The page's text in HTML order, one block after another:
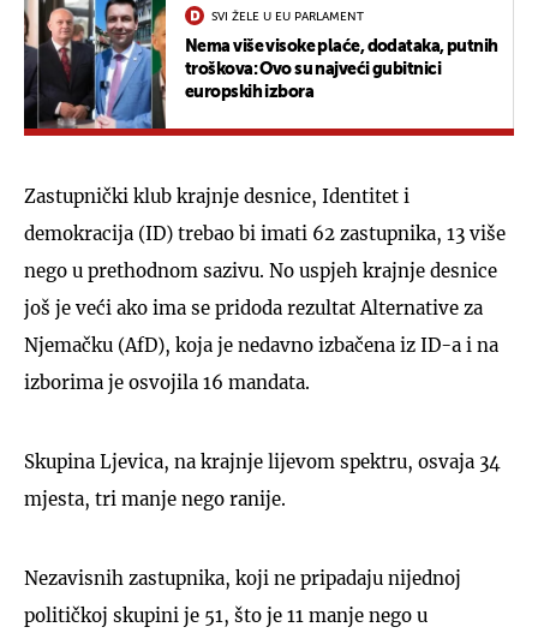
SVI ŽELE U EU PARLAMENT
Nema više visoke plaće, dodataka, putnih
troškova: Ovo su najveći gubitnici
europskih izbora
Zastupnički klub krajnje desnice, Identitet i
demokracija (ID) trebao bi imati 62 zastupnika, 13 više
nego u prethodnom sazivu. No uspjeh krajnje desnice
još je veći ako ima se pridoda rezultat Alternative za
Njemačku (AfD), koja je nedavno izbačena iz ID-a i na
izborima je osvojila 16 mandata.
Skupina Ljevica, na krajnje lijevom spektru, osvaja 34
mjesta, tri manje nego ranije.
Nezavisnih zastupnika, koji ne pripadaju nijednoj
političkoj skupini je 51, što je 11 manje nego u